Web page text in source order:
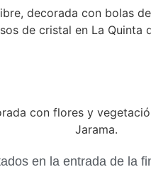
en la entrada de la